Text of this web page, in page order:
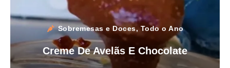
Sobremesas e Doces, Todo o Ano
Creme De Avelãs E Chocolate